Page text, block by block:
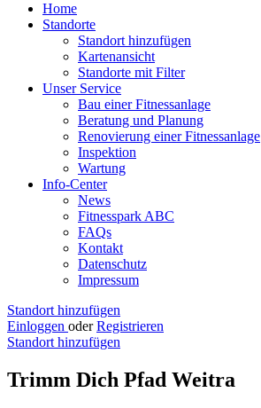
Home
Standorte
Standort hinzufügen
Kartenansicht
Standorte mit Filter
Unser Service
Bau einer Fitnessanlage
Beratung und Planung
Renovierung einer Fitnessanlage
Inspektion
Wartung
Info-Center
News
Fitnesspark ABC
FAQs
Kontakt
Datenschutz
Impressum
Standort hinzufügen
Einloggen oder Registrieren
Standort hinzufügen
Trimm Dich Pfad Weitra